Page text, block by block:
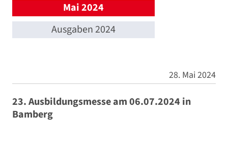
Mai 2024
Ausgaben 2024
28. Mai 2024
23. Ausbildungsmesse am 06.07.2024 in
Bamberg